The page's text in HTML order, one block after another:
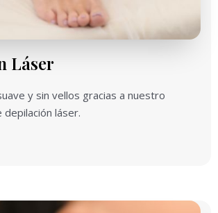
Láser
y sin vellos gracias a nuestro
láser.